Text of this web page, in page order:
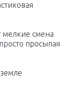
мелкие смена
просыпая